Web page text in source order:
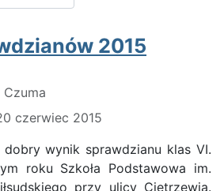
2015
czerwiec 2015
wynik sprawdzianu klas VI.
roku Szkoła Podstawowa im.
przy ulicy Cietrzewia.